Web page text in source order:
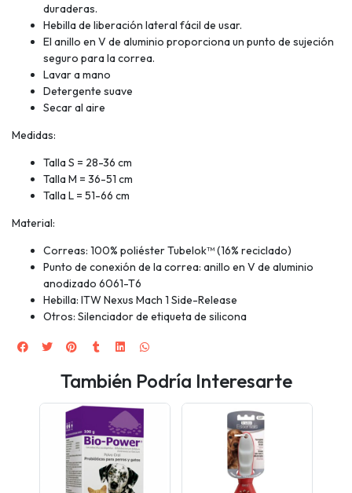
duraderas.
Hebilla de liberación lateral fácil de usar.
El anillo en V de aluminio proporciona un punto de sujeción
seguro para la correa.
Lavar a mano
Detergente suave
Secar al aire
Medidas:
Talla S = 28-36 cm
Talla M = 36-51 cm
Talla L = 51-66 cm
Material:
Correas: 100% poliéster Tubelok™️ (16% reciclado)
Punto de conexión de la correa: anillo en V de aluminio
anodizado 6061-T6
Hebilla: ITW Nexus Mach 1 Side-Release
Otros: Silenciador de etiqueta de silicona
También Podría Interesarte